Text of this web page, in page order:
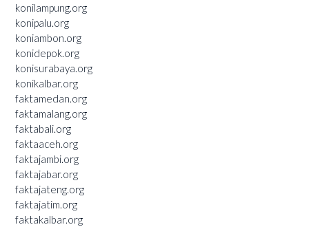
konilampung.org
konipalu.org
koniambon.org
konidepok.org
konisurabaya.org
konikalbar.org
faktamedan.org
faktamalang.org
faktabali.org
faktaaceh.org
faktajambi.org
faktajabar.org
faktajateng.org
faktajatim.org
faktakalbar.org